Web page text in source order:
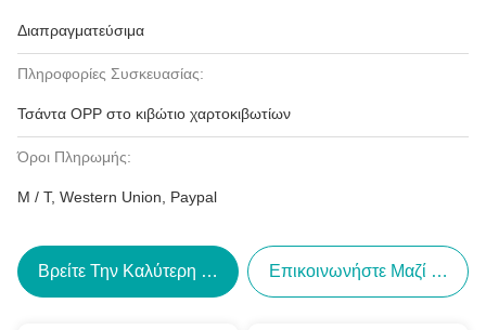
Διαπραγματεύσιμα
Πληροφορίες Συσκευασίας:
Τσάντα OPP στο κιβώτιο χαρτοκιβωτίων
Όροι Πληρωμής:
Μ / Τ, Western Union, Paypal
Βρείτε Την Καλύτερη Τιμή Επικοινωνήστε Μαζί Μας